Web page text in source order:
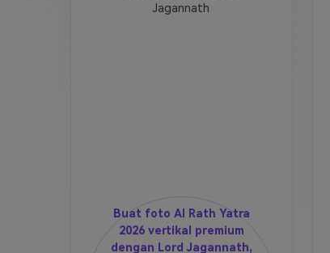
Jagannath
Buat foto AI Rath Yatra
2026 vertikal premium
dengan Lord Jagannath,